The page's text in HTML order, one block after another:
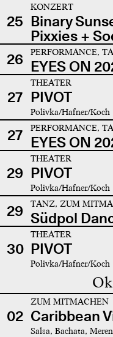
25
KONZERT
Binary
Pixxies +
26
PERFORMANCE,
EYES ON
27
THEATER
PIVOT
Polivka/Hafner/Koch
27 PERFORMANCE,
EYES ON
29
THEATER
PIVOT
Polivka/Hafner/Koch
29 TANZ, ZUM
Südpol
30
THEATER
PIVOT
Polivka/Hafner/Koch
02
ZUM MITMACHEN
Caribbean
Salsa, Bachata,